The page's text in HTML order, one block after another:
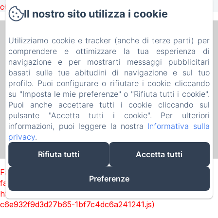
c6e932f9d3d27b65-1bf7c4dc6a241241.js)
B&B PELLICANO GUEST HOUSE
Informativa PrivacyNote legali
Informazioni sui cookie
8b Via Paolo Pellicano, Reggio Calabria, 89128, Italia
pellicanoguesthouse@gmail.com
+393386884957
0965814575
P.I. 02747530802 - C.I.R. 080063-AFF-00077 - C.I.N.
IT080063B4GK7RKDSF
Funziona con Amenitiz
Failed to load BookingEngine/index: Loading chunk 1322
failed. (missing:
https://d1cmur5l0xva3h.cloudfront.net/packs/1322-
c6e932f9d3d27b65-1bf7c4dc6a241241.js)
Il nostro sito utilizza i cookie
Utilizziamo cookie e tracker (anche di terze parti) per
comprendere e ottimizzare la tua esperienza di
navigazione e per mostrarti messaggi pubblicitari
basati sulle tue abitudini di navigazione e sul tuo
profilo. Puoi configurare o rifiutare i cookie cliccando
su "Imposta le mie preferenze" o "Rifiuta tutti i cookie".
Puoi anche accettare tutti i cookie cliccando sul
pulsante "Accetta tutti i cookie". Per ulteriori
informazioni, puoi leggere la nostra Informativa sulla
privacy.
Rifiuta tutti
Accetta tutti
Preferenze